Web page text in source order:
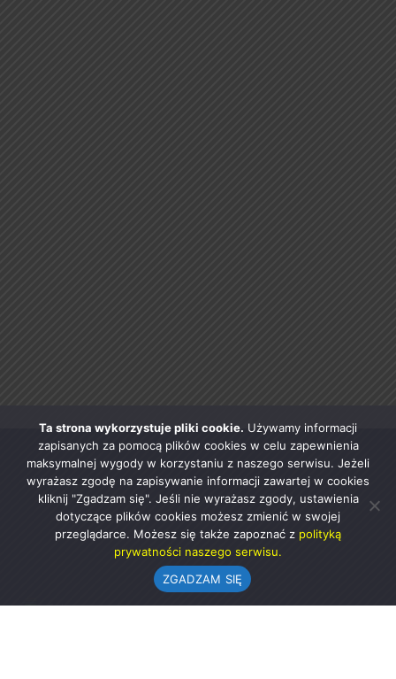
Ta strona wykorzystuje pliki cookie. Używamy informacji
zapisanych za pomocą plików cookies w celu zapewnienia
maksymalnej wygody w korzystaniu z naszego serwisu. Jeżeli
wyrażasz zgodę na zapisywanie informacji zawartej w cookies
kliknij "Zgadzam się". Jeśli nie wyrażasz zgody, ustawienia
dotyczące plików cookies możesz zmienić w swojej
przeglądarce. Możesz się także zapoznać z polityką
prywatności naszego serwisu.
ZGADZAM SIĘ